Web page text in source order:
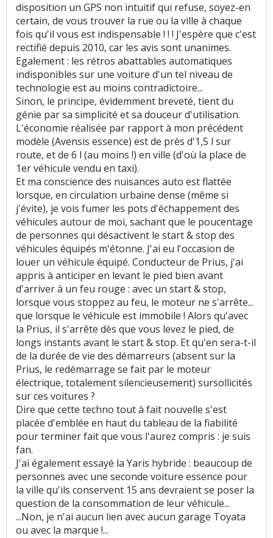
disposition un GPS non intuitif qui refuse, soyez-en
certain, de vous trouver la rue ou la ville à chaque
fois qu'il vous est indispensable ! ! ! J'espère que c'est
rectifié depuis 2010, car les avis sont unanimes.
Egalement : les rétros abattables automatiques
indisponibles sur une voiture d'un tel niveau de
technologie est au moins contradictoire...
Sinon, le principe, évidemment breveté, tient du
génie par sa simplicité et sa douceur d'utilisation.
L'économie réalisée par rapport à mon précédent
modèle (Avensis essence) est de près d'1,5 l sur
route, et de 6 l (au moins !) en ville (d'où la place de
1er véhicule vendu en taxi).
Et ma conscience des nuisances auto est flattée
lorsque, en circulation urbaine dense (même si
j'évite), je vois fumer les pots d'échappement des
véhicules autour de moi, sachant que le poucentage
de personnes qui désactivent le start & stop des
véhicules équipés m'étonne. J'ai eu l'occasion de
louer un véhicule équipé. Conducteur de Prius, j'ai
appris à anticiper en levant le pied bien avant
d'arriver à un feu rouge : avec un start & stop,
lorsque vous stoppez au feu, le moteur ne s'arrête...
que lorsque le véhicule est immobile ! Alors qu'avec
la Prius, il s'arrête dès que vous levez le pied, de
longs instants avant le start & stop. Et qu'en sera-t-il
de la durée de vie des démarreurs (absent sur la
Prius, le redémarrage se fait par le moteur
électrique, totalement silencieusement) sursollicités
sur ces voitures ?
Dire que cette techno tout à fait nouvelle s'est
placée d'emblée en haut du tableau de la fiabilité
pour terminer fait que vous l'aurez compris : je suis
fan.
J'ai également essayé la Yaris hybride : beaucoup de
personnes avec une seconde voiture essence pour
la ville qu'ils conservent 15 ans devraient se poser la
question de la consommation de leur véhicule...
...Non, je n'ai aucun lien avec aucun garage Toyata
ou avec la marque !...